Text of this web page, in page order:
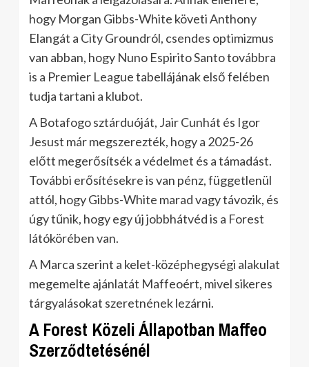
hogy Morgan Gibbs-White követi Anthony
Elangát a City Groundról, csendes optimizmus
van abban, hogy Nuno Espirito Santo továbbra
is a Premier League tabellájának első felében
tudja tartani a klubot.
A Botafogo sztárduóját, Jair Cunhát és Igor
Jesust már megszerezték, hogy a 2025-26
előtt megerősítsék a védelmet és a támadást.
További erősítésekre is van pénz, függetlenül
attól, hogy Gibbs-White marad vagy távozik, és
úgy tűnik, hogy egy új jobbhátvéd is a Forest
látókörében van.
A Marca szerint a kelet-középhegységi alakulat
megemelte ajánlatát Maffeoért, mivel sikeres
tárgyalásokat szeretnének lezárni.
A Forest Közeli Állapotban Maffeo
Szerződtetésénél